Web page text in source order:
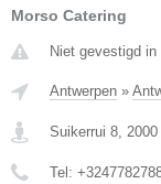
Morso Catering
Niet gevestigd
Antwerpen »
Suikerrui 8, 2000
Tel: